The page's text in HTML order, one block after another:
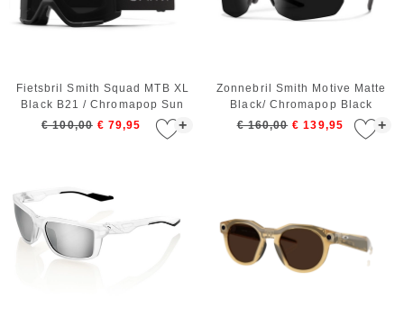
+
Fietsbril Smith Squad MTB XL
Black B21 / Chromapop Sun
Black
€ 100,00 € 79,95 +
Zonnebril Smith Motive Matte
Black/ Chromapop Black
€ 160,00 € 139,95